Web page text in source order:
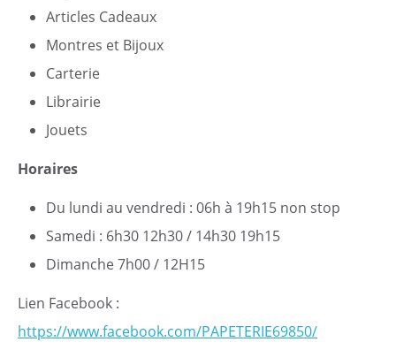
Articles Cadeaux
Montres et Bijoux
Carterie
Librairie
Jouets
Horaires
Du lundi au vendredi : 06h à 19h15 non stop
Samedi : 6h30 12h30 / 14h30 19h15
Dimanche 7h00 / 12H15
Lien Facebook :
https://www.facebook.com/PAPETERIE69850/
Démarches